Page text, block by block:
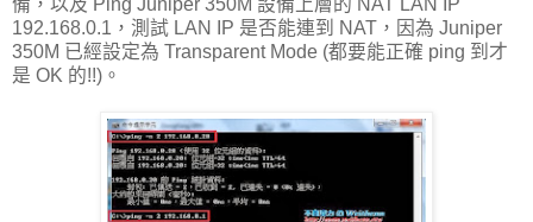
192.168.0.1，測試 LAN IP 是否能連到 NAT，因為 Juniper
350M 已經設定為 Transparent Mode (都要能正確 ping 到才
是 OK 的!!)。